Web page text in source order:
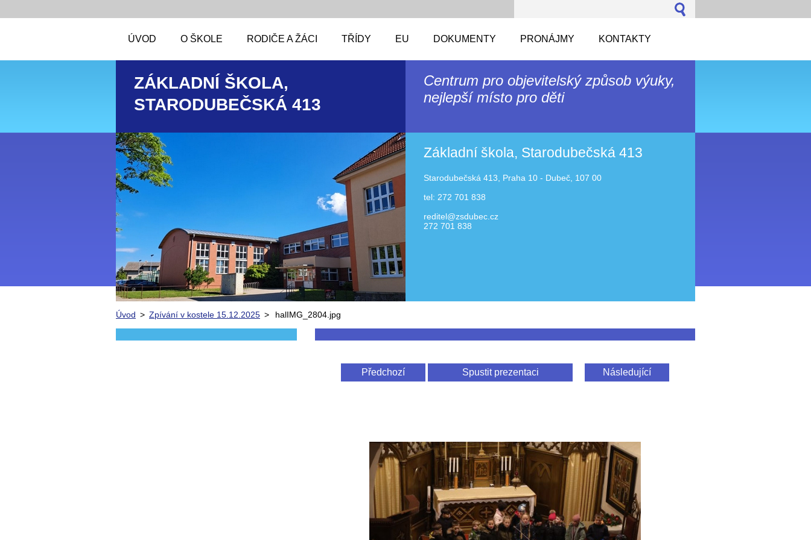
ÚVOD O ŠKOLE RODIČE A ŽÁCI TŘÍDY EU DOKUMENTY PRONÁJMY KONTAKTY
ZÁKLADNÍ ŠKOLA,
STARODUBEČSKÁ 413
Centrum pro objevitelský způsob výuky,
nejlepší místo pro děti
Základní škola, Starodubečská 413
Starodubečská 413, Praha 10 - Dubeč, 107 00
tel: 272 701 838
reditel@zsdubec.cz
272 701 838
Úvod > Zpívání v kostele 15.12.2025 > halIMG_2804.jpg
Předchozí Spustit prezentaci Následující